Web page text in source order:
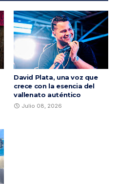
David Plata, una voz que
crece con la esencia del
vallenato auténtico
Julio 08, 2026